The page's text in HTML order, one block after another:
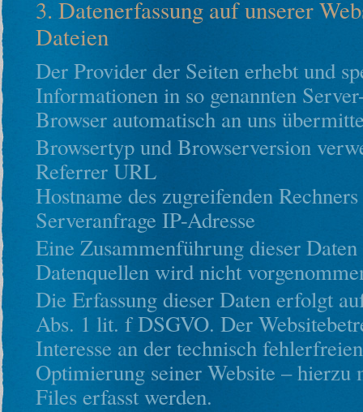
3. Datenerfassung auf unserer
Dateien
Der Provider der Seiten erhebt und
Informationen in so genannten
Browser automatisch an uns
Browsertyp und Browserversion
Referrer URL
Hostname des zugreifenden
Serveranfrage IP-Adresse
Eine Zusammenführung dieser
Datenquellen wird nicht
Die Erfassung dieser Daten erfolgt
Abs. 1 lit. f DSGVO. Der
Interesse an der technisch
Optimierung seiner Website – hierzu
Files erfasst werden.